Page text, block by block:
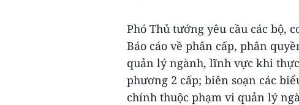
Phó Thủ tướng yêu cầu các bộ,
Báo cáo về phân cấp, phân
quản lý ngành, lĩnh vực khi
phương 2 cấp; biên soạn các
chính thuộc phạm vi quản lý